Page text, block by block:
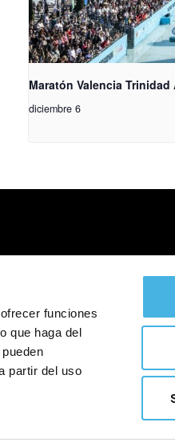
funciones
que haga del
partir del uso
Maratón Valencia
diciembre 6